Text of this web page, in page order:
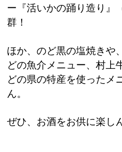
ー『活いかの踊り造り』
群！
ほか、のど黒の塩焼きや
どの魚介メニュー、村上
どの県の特産を使ったメ
ん。
ぜひ、お酒をお供に楽し